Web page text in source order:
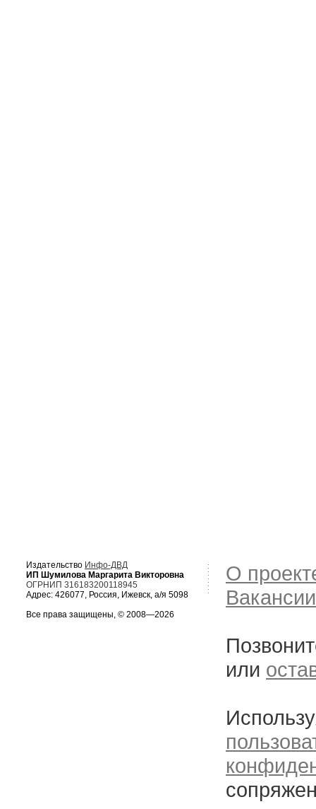
Издательство Инфо-ДВД
ИП Шумилова Маргарита Викторовна
ОГРНИП 316183200118945
Адрес: 426077, Россия, Ижевск, а/я 5098
Все права защищены, © 2008—2026
О
Вакансии
или